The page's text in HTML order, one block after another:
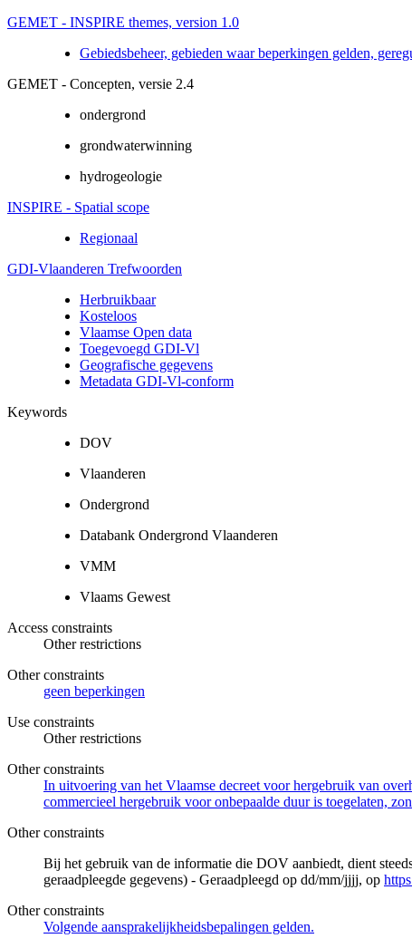
GEMET - INSPIRE themes, version 1.0
Gebiedsbeheer, gebieden waar beperkingen gelden,
GEMET - Concepten, versie 2.4
ondergrond
grondwaterwinning
hydrogeologie
INSPIRE - Spatial scope
Regionaal
GDI-Vlaanderen Trefwoorden
Herbruikbaar
Kosteloos
Vlaamse Open data
Toegevoegd GDI-Vl
Geografische gegevens
Metadata GDI-Vl-conform
Keywords
DOV
Vlaanderen
Ondergrond
Databank Ondergrond Vlaanderen
VMM
Vlaams Gewest
Access constraints
Other restrictions
Other constraints
geen beperkingen
Use constraints
Other restrictions
Other constraints
In uitvoering van het Vlaamse decreet voor hergebruik van
commercieel hergebruik voor onbepaalde duur is toegelaten,
Other constraints
Bij het gebruik van de informatie die DOV aanbiedt, dient
geraadpleegde gegevens) - Geraadpleegd op dd/mm/jjjj, op
Other constraints
Volgende aansprakelijkheidsbepalingen gelden.